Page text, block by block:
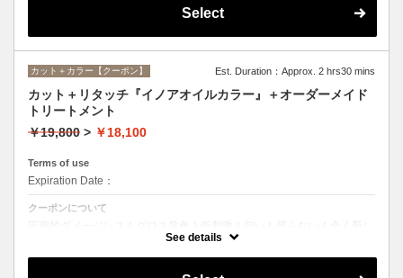
Select
カット＋カラー【クーポン】 Est. Duration：Approx. 2 hrs30 mins
カット＋リタッチ『イノアオイルカラー』＋オーダーメイド
トリートメント
￥19,800 > ￥18,100
Terms of use
Expiration Date：
クーポンについて
い処方のイノアオイルカラーのセットメニュー☆
See details